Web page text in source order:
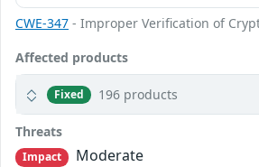
CWE-347 - Improper Verification of
Affected products
Fixed 196 products
Threats
Impact
Moderate